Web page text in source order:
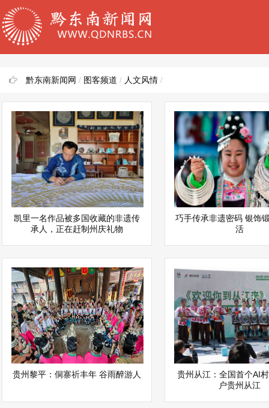
黔东南新闻网 / 图客频道 / 人文风情 /
凯里一名作品被多国收藏的非遗传
承人，正在赶制州庆礼物
巧手传承非遗密码 银饰
活
贵州黎平：侗寨祈丰年 谷雨醉游人
贵州从江：全国首个AI
户贵州从江